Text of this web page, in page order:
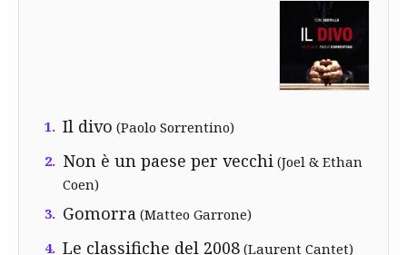
1. Il divo (Paolo Sorrentino)
2. Non è un paese per vecchi (Joel & Ethan
Coen)
3. Gomorra (Matteo Garrone)
4. Le classifiche del 2008 (Laurent Cantet)